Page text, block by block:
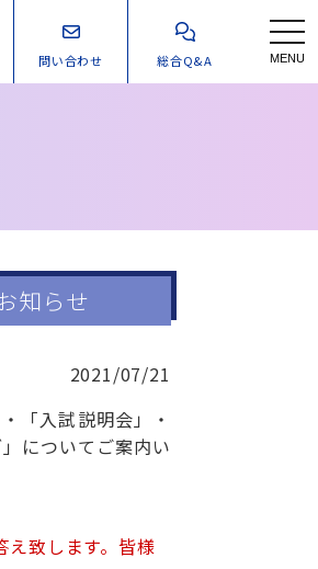
問い合わせ 総合Q&A MENU
知らせ
2021/07/21
「入試説明会」・
についてご案内い
え致します。皆様